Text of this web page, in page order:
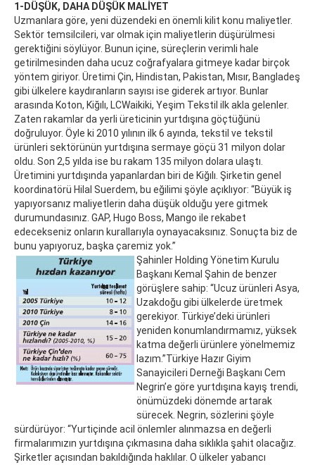
1-DÜŞÜK, DAHA DÜŞÜK MALİYET
Uzmanlara göre, yeni düzendeki en önemli kilit konu maliyetler.
Sektör temsilcileri, var olmak için maliyetlerin düşürülmesi
gerektiğini söylüyor. Bunun içine, süreçlerin verimli hale
getirilmesinden daha ucuz coğrafyalara gitmeye kadar birçok
yöntem giriyor. Üretimi Çin, Hindistan, Pakistan, Mısır, Bangladeş
gibi ülkelere kaydıranların sayısı ise giderek artıyor. Bunlar
arasında Koton, Kiğılı, LCWaikiki, Yeşim Tekstil ilk akla gelenler.
Zaten rakamlar da yerli üreticinin yurtdışına göçtüğünü
doğruluyor. Öyle ki 2010 yılının ilk 6 ayında, tekstil ve tekstil
ürünleri sektörünün yurtdışına sermaye göçü 31 milyon dolar
oldu. Son 2,5 yılda ise bu rakam 135 milyon dolara ulaştı.
Üretimini yurtdışında yapanlardan biri de Kiğılı. Şirketin genel
koordinatörü Hilal Suerdem, bu eğilimi şöyle açıklıyor: “Büyük iş
yapıyorsanız maliyetlerin daha düşük olduğu yere gitmek
durumundasınız. GAP, Hugo Boss, Mango ile rekabet
edecekseniz onların kurallarıyla oynayacaksınız. Sonuçta biz de
bunu yapıyoruz, başka çaremiz yok.”
Şahinler Holding Yönetim Kurulu
Başkanı Kemal Şahin de benzer
görüşlere sahip: “Ucuz ürünleri Asya,
Uzakdoğu gibi ülkelerde üretmek
gerekiyor. Türkiye’deki ürünleri
yeniden konumlandırmamız, yüksek
katma değerli ürünlere yönelmemiz
lazım.”Türkiye Hazır Giyim
Sanayicileri Derneği Başkanı Cem
Negrin’e göre yurtdışına kayış trendi,
önümüzdeki dönemde artarak
sürecek. Negrin, sözlerini şöyle
sürdürüyor: “Yurtiçinde acil önlemler alınmazsa en değerli
firmalarımızın yurtdışına çıkmasına daha sıklıkla şahit olacağız.
Şirketler açısından bakıldığında haklılar. O ülkeler yabancı